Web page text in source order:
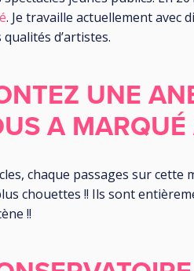
. Je travaille actuellement avec
d’artistes.
UNE
A
chaque passages sur cette
chouettes !! Ils sont
!!